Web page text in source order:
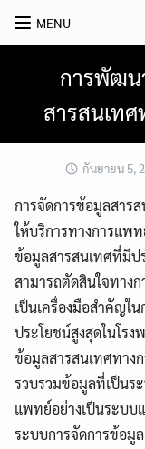
MENU
การพัฒน
สารสนเท
กันยายน 5,
การจัดการข้อมูลสาร
ให้บริการทางการแ
ข้อมูลสารสนเทศที่มีป
สามารถตัดสินใจทาง
เป็นเครื่องมือสำคัญใ
ประโยชน์สูงสุดในโร
ข้อมูลสารสนเทศทาง
รวบรวมข้อมูลที่เป็นร
แพทย์อย่างเป็นระบบ
ระบบการจัดการข้อมู